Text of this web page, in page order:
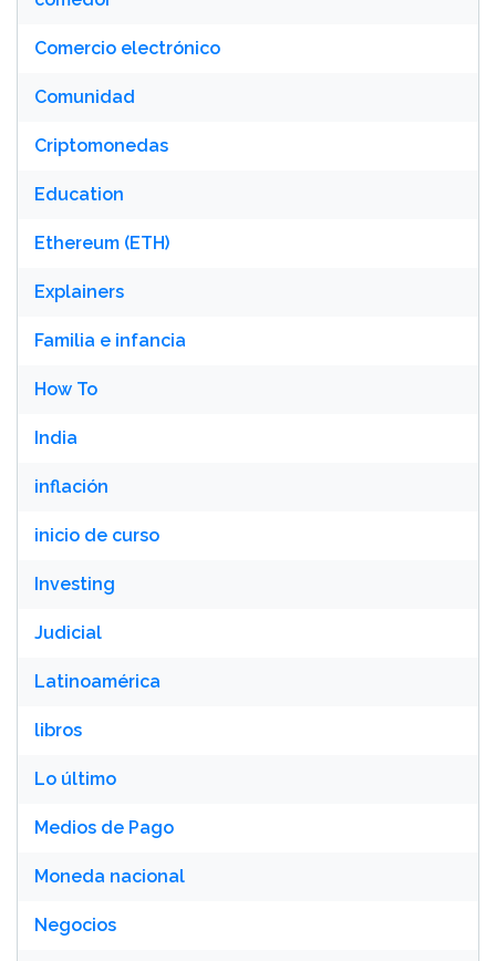
Comercio electrónico
Comunidad
Criptomonedas
Education
Ethereum (ETH)
Explainers
Familia e infancia
How To
India
inflación
inicio de curso
Investing
Judicial
Latinoamérica
libros
Lo último
Medios de Pago
Moneda nacional
Negocios